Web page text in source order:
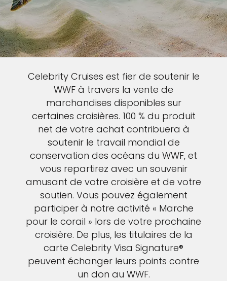
Celebrity Cruises est fier de soutenir le
WWF à travers la vente de
marchandises disponibles sur
certaines croisières. 100 % du produit
net de votre achat contribuera à
soutenir le travail mondial de
conservation des océans du WWF, et
vous repartirez avec un souvenir
amusant de votre croisière et de votre
soutien. Vous pouvez également
participer à notre activité « Marche
pour le corail » lors de votre prochaine
croisière. De plus, les titulaires de la
carte Celebrity Visa Signature®
peuvent échanger leurs points contre
un don au WWF.